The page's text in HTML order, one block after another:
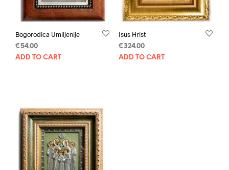
Bogorodica Umiljenije
€54.00
ADD TO CART
Isus Hrist
€324.00
ADD TO CART